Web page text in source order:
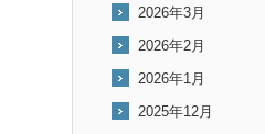
2026年3月
2026年2月
2026年1月
2025年12月